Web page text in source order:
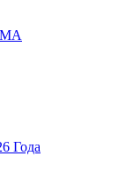
Года